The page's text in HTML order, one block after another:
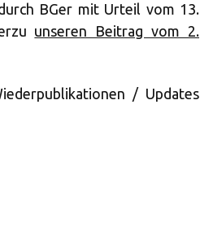
BGer mit Urteil vom 13.
unseren Beitrag vom 2.
/ Updates